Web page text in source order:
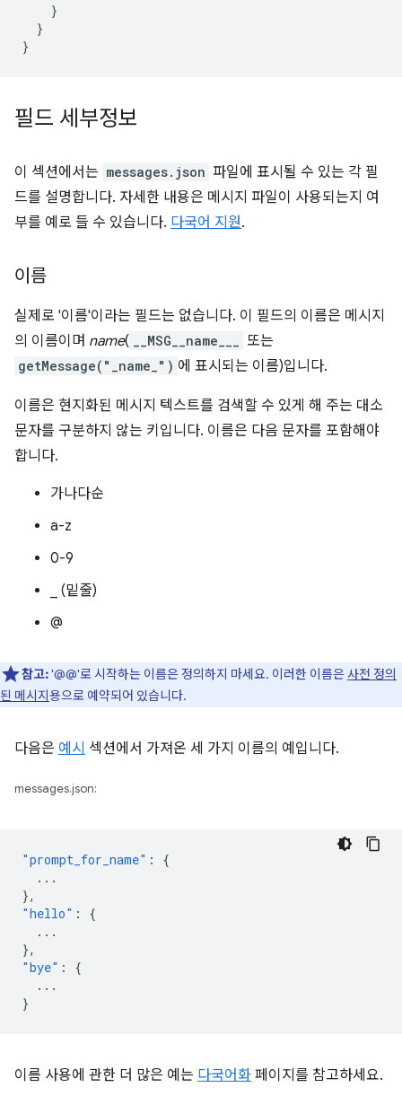
}
}
}
필드 세부정보
이 섹션에서는 messages.json 파일에 표시될 수 있는 각 필
드를 설명합니다. 자세한 내용은 메시지 파일이 사용되는지 여
부를 예로 들 수 있습니다. 다국어 지원.
이름
실제로 '이름'이라는 필드는 없습니다. 이 필드의 이름은 메시지
의 이름이며 name( __MSG__name___ 또는
getMessage("_name_") 에 표시되는 이름)입니다.
이름은 현지화된 메시지 텍스트를 검색할 수 있게 해 주는 대소
문자를 구분하지 않는 키입니다. 이름은 다음 문자를 포함해야
합니다.
가나다순
a-z
0-9
_ (밑줄)
@
참고:'@@'로 시작하는 이름은 정의하지 마세요. 이러한 이름은 사전 정의
된 메시지용으로 예약되어 있습니다.
다음은 예시 섹션에서 가져온 세 가지 이름의 예입니다.
messages.json:
"prompt_for_name" :
{
...
},
"hello" :
{
...
},
"bye" :
{
...
}
이름 사용에 관한 더 많은 예는 다국어화 페이지를 참고하세요.